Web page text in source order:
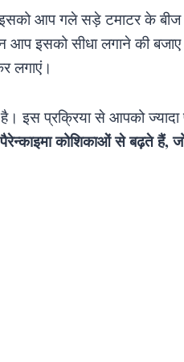
इसको आप गले सड़े टमाटर के
आप इसको सीधा लगाने की
लगाएं।
है। इस प्रक्रिया से आपको
कोशिकाओं से बढ़ते हैं,